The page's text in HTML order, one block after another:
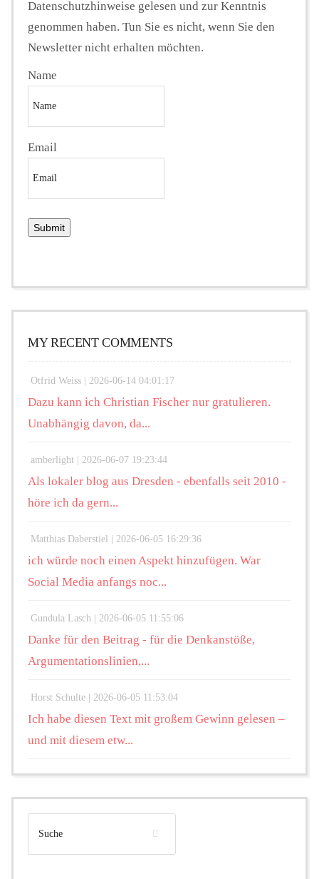
Datenschutzhinweise gelesen und zur Kenntnis
genommen haben. Tun Sie es nicht, wenn Sie den
Newsletter nicht erhalten möchten.
Name
Email
MY RECENT COMMENTS
Otfrid Weiss | 2026-06-14 04:01:17
Dazu kann ich Christian Fischer nur gratulieren.
Unabhängig davon, da...
amberlight | 2026-06-07 19:23:44
Als lokaler blog aus Dresden - ebenfalls seit 2010 -
höre ich da gern...
Matthias Daberstiel | 2026-06-05 16:29:36
ich würde noch einen Aspekt hinzufügen. War
Social Media anfangs noc...
Gundula Lasch | 2026-06-05 11:55:06
Danke für den Beitrag - für die Denkanstöße,
Argumentationslinien,...
Horst Schulte | 2026-06-05 11:53:04
Ich habe diesen Text mit großem Gewinn gelesen –
und mit diesem etw...